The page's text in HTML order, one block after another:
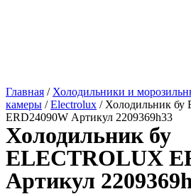
Главная / Холодильники и
камеры /Electrolux / Холодильник
ERD24090W Артикул 2209369h33
Холодильник бу
ELECTROLUX
Артикул